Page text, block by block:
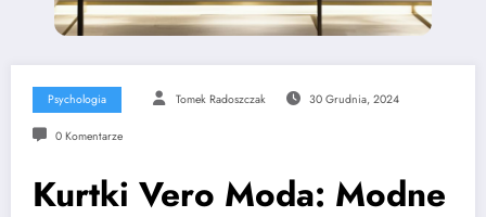
Psychologia Tomek Radoszczak 30 Grudnia, 2024
0 Komentarze
Kurtki Vero Moda: Modne